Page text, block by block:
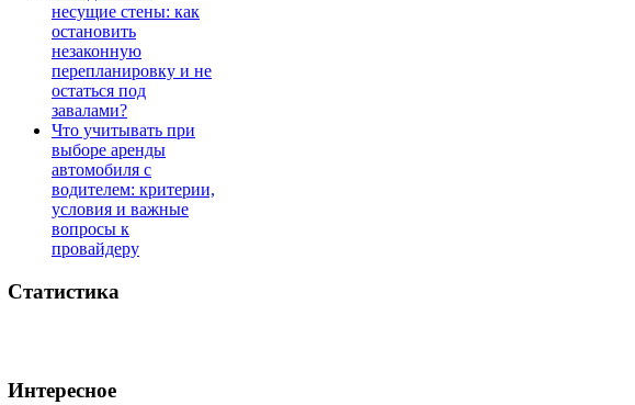
несущие стены: как
остановить
незаконную
перепланировку и не
остаться под
завалами?
Что учитывать при
выборе аренды
автомобиля с
водителем: критерии,
условия и важные
вопросы к
провайдеру
Статистика
Интересное